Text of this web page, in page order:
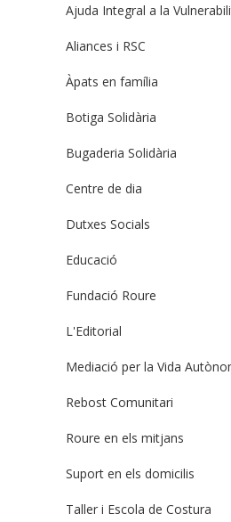
Ajuda Integral a la
Aliances i RSC
Àpats en família
Botiga Solidària
Bugaderia Solidària
Centre de dia
Dutxes Socials
Educació
Fundació Roure
L'Editorial
Mediació per la Vida
Rebost Comunitari
Roure en els mitjans
Suport en els domicilis
Taller i Escola de Costura